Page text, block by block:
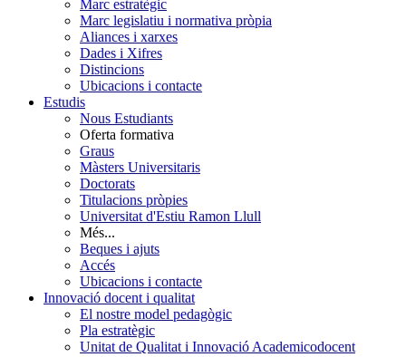
Marc estratègic
Marc legislatiu i normativa pròpia
Aliances i xarxes
Dades i Xifres
Distincions
Ubicacions i contacte
Estudis
Nous Estudiants
Oferta formativa
Graus
Màsters Universitaris
Doctorats
Titulacions pròpies
Universitat d'Estiu Ramon Llull
Més...
Beques i ajuts
Accés
Ubicacions i contacte
Innovació docent i qualitat
El nostre model pedagògic
Pla estratègic
Unitat de Qualitat i Innovació Academicodocent